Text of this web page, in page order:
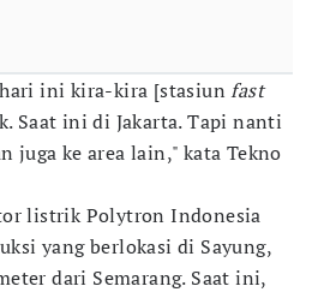
ini kira-kira [stasiunfast
Saat ini di Jakarta. Tapi nanti
juga ke area lain," kata Tekno
listrik Polytron Indonesia
yang berlokasi di Sayung,
dari Semarang. Saat ini,